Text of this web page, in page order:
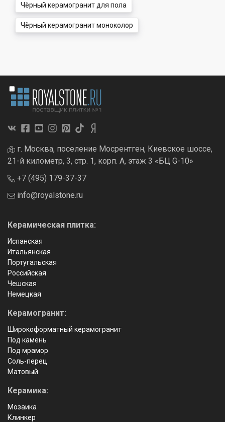
Чёрный керамогранит для пола
Чёрный керамогранит моноколор
г. Москва, поселение Мосрентген, Киевское шоссе,
21-й километр, 3, стр. 1, корп. А, этаж 3 «БЦ G-10»
+7 (495) 179-37-37
info@royalstone.ru
Керамическая плитка:
Испанская
Итальянская
Португальская
Российская
Чешская
Немецкая
Керамогранит:
Широкоформатный керамогранит
Под камень
Под мрамор
Соль-перец
Матовый
Керамика:
Мозаика
Клинкер